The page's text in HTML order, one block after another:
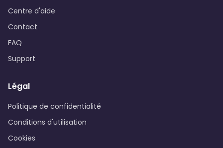
Centre d'aide
Contact
FAQ
Support
Légal
Politique de confidentialité
Conditions d'utilisation
Cookies